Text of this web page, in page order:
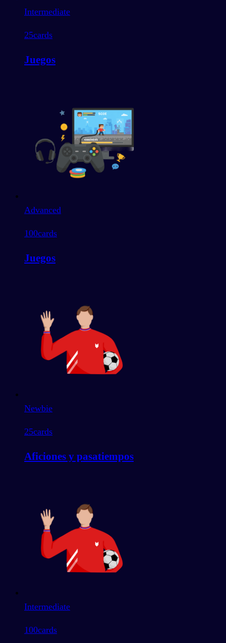
Intermediate
25cards
Juegos
Advanced
100cards
Juegos
Newbie
25cards
Aficiones y pasatiempos
Intermediate
100cards